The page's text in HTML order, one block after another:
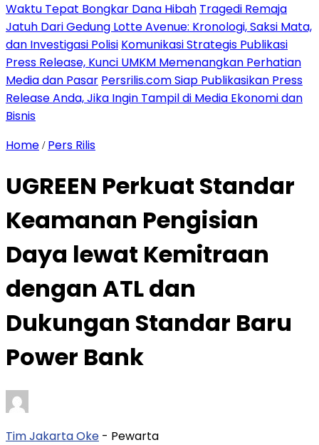
Waktu Tepat Bongkar Dana Hibah Tragedi Remaja
Jatuh Dari Gedung Lotte Avenue: Kronologi, Saksi Mata,
dan Investigasi Polisi Komunikasi Strategis Publikasi
Press Release, Kunci UMKM Memenangkan Perhatian
Media dan Pasar Persrilis.com Siap Publikasikan Press
Release Anda, Jika Ingin Tampil di Media Ekonomi dan
Bisnis
Home / Pers Rilis
UGREEN Perkuat Standar
Keamanan Pengisian
Daya lewat Kemitraan
dengan ATL dan
Dukungan Standar Baru
Power Bank
Tim Jakarta Oke - Pewarta